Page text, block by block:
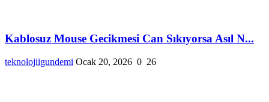
Kablosuz Mouse Gecikmesi Can Sıkıyorsa Asıl N...
teknolojiigundemi Ocak 20, 2026 0 26